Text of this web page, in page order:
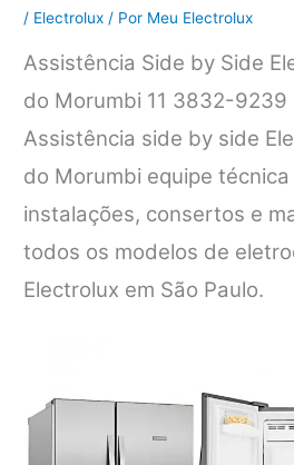
/ Electrolux / Por Meu Electrolux
Assistência Side by Side
do Morumbi 11 3832-9239
Assistência side by side
do Morumbi equipe
instalações, consertos e
todos os modelos de
Electrolux em São Paulo.